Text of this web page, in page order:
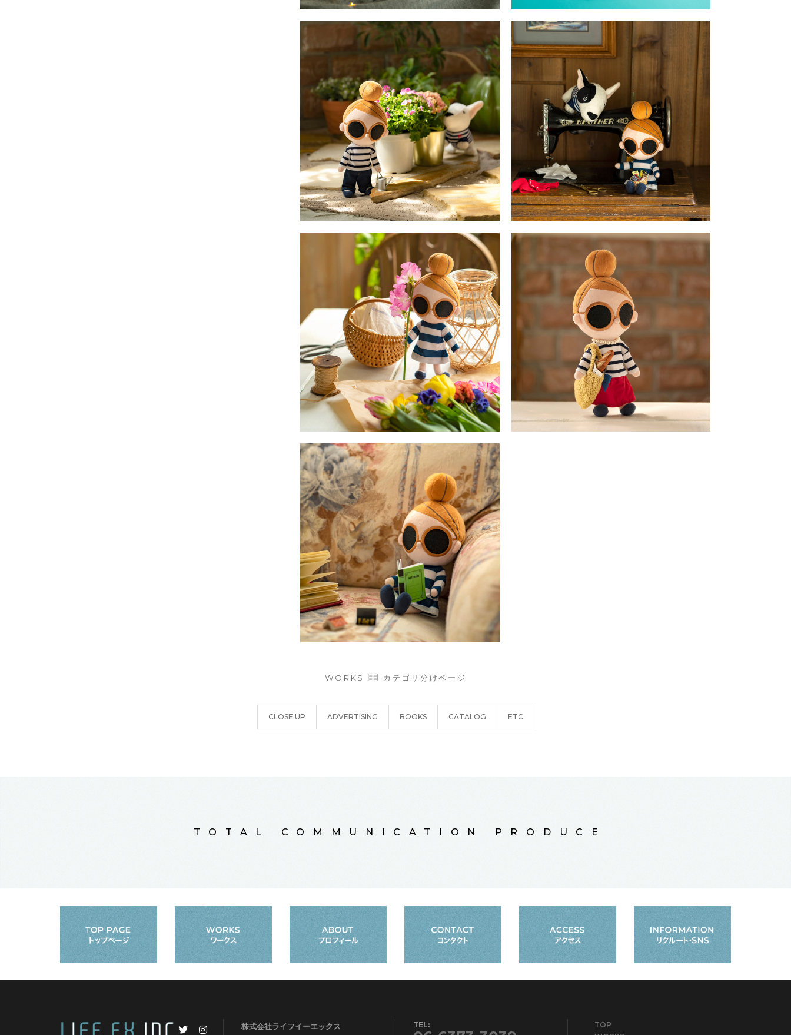
WORKS カテゴリ分けページ
CLOSE UP ADVERTISING BOOKS CATALOG ETC
TOTAL COMMUNICATION PRODUCE
株式会社ライフイーエックス TEL:
TOP